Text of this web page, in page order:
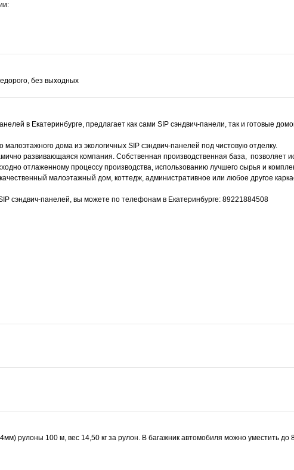
без выходных
в Екатеринбурге, предлагает как сами SIP сэндвич-панели, так и готовые
малоэтажного дома из экологичных SIP сэндвич-панелей под чистовую отделку.
развивающаяся компания. Собственная производственная база, позволяет
отлаженному процессу производства, использованию лучшего сырья и
малоэтажный дом, коттедж, административное или любое другое
сэндвич-панелей, вы можете по телефонам в Екатеринбурге: 89221884508
рулоны 100 м, вес 14,50 кг за рулон. В багажник автомобиля можно уместить до